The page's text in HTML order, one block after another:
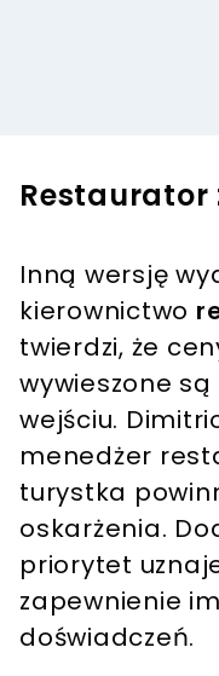
Restaurator
Inną wersję
kierownictwo
twierdzi, że
wywieszone
wejściu.
menedżer
turystka
oskarżenia.
priorytet
zapewnienie
doświadczeń.